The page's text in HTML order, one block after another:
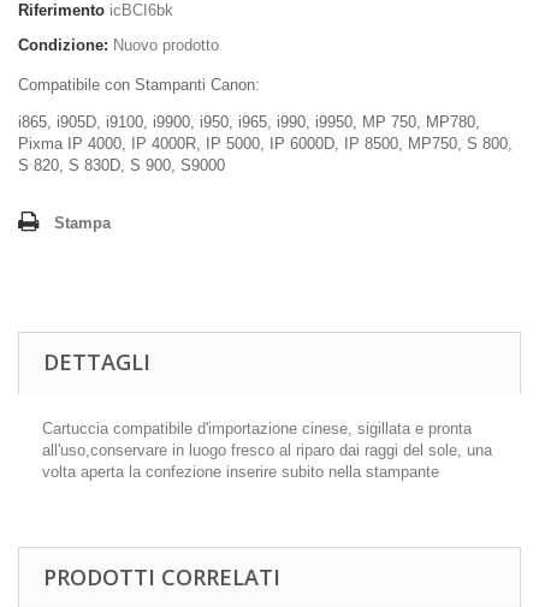
Riferimento icBCI6bk
Condizione: Nuovo prodotto
Compatibile con Stampanti Canon:
i865, i905D, i9100, i9900, i950, i965, i990, i9950, MP 750, MP780,
Pixma IP 4000, IP 4000R, IP 5000, IP 6000D, IP 8500, MP750, S 800,
S 820, S 830D, S 900, S9000
Stampa
DETTAGLI
Cartuccia compatibile d'importazione cinese, sigillata e pronta
all'uso,conservare in luogo fresco al riparo dai raggi del sole, una
volta aperta la confezione inserire subito nella stampante
PRODOTTI CORRELATI